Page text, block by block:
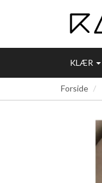
KLÆR
Forside